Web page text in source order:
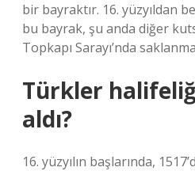
bir bayraktır. 16. yüzyıldan
bu bayrak, şu anda diğer
Topkapı Sarayı’nda
Türkler
aldı?
16. yüzyılın başlarında,